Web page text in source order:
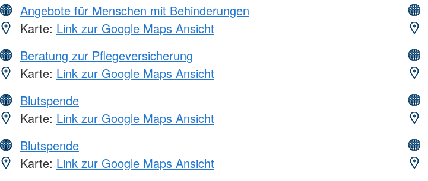
Angebote für Menschen mit Behinderungen
Karte: Link zur Google Maps Ansicht
Beratung zur Pflegeversicherung
Karte: Link zur Google Maps Ansicht
Blutspende
Karte: Link zur Google Maps Ansicht
Blutspende
Karte: Link zur Google Maps Ansicht